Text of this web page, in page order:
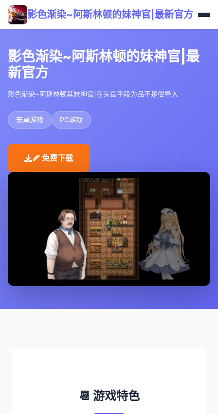
影色渐染~阿斯林顿的妹神官|最新官方
影色渐染~阿斯林顿的妹神官|最
新官方
影色渐染~阿斯林顿其妹神官|在头官手段为品不是偿导入
安卓游戏 PC游戏
🩹 免费下载
📆 游戏特色